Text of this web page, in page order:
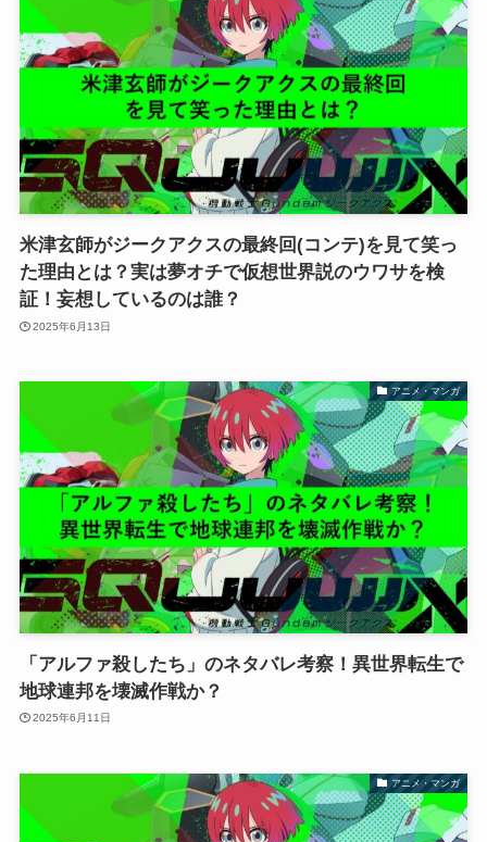
米津玄師がジークアクスの最終回(コンテ)を見て笑っ
た理由とは？実は夢オチで仮想世界説のウワサを検
証！妄想しているのは誰？
2025年6月13日
アニメ・マンガ
「アルファ殺したち」のネタバレ考察！異世界転生で
地球連邦を壊滅作戦か？
2025年6月11日
アニメ・マンガ